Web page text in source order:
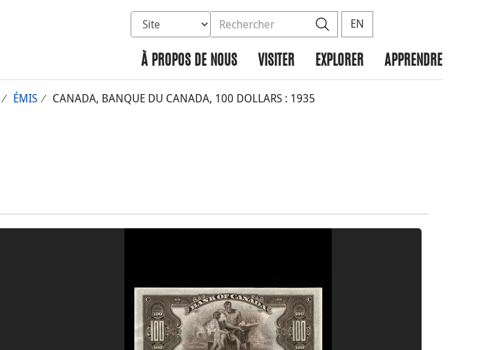
Sélectionnez la base de données à rechercher
Rechercher dans le site Rechercher
EN
À PROPOS DE NOUS VISITER EXPLORER APPRENDRE
ÉMIS CANADA, BANQUE DU CANADA, 100 DOLLARS : 1935